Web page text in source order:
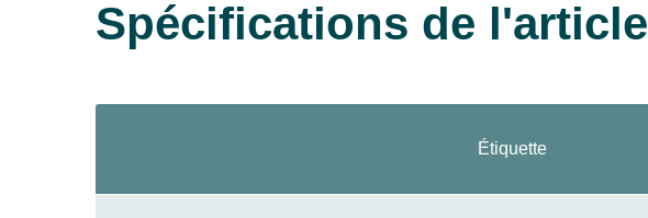
Spécifications de l'article
Étiquette